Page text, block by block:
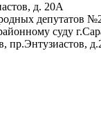
д. 20А
депутатов
суду
пр.Энтузиастов,